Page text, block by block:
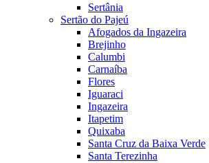
Sertânia
Sertão do Pajeú
Afogados da Ingazeira
Brejinho
Calumbi
Carnaíba
Flores
Iguaraci
Ingazeira
Itapetim
Quixaba
Santa Cruz da Baixa Verde
Santa Terezinha